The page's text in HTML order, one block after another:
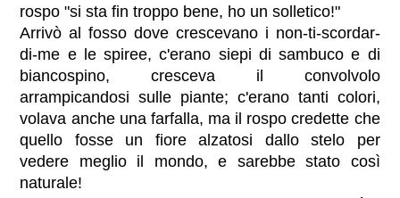
rospo "si sta fin troppo bene, ho un solletico!"
Arrivò al fosso dove crescevano i non-ti-scordar-
di-me e le spiree, c'erano siepi di sambuco e di
biancospino, cresceva il convolvolo
arrampicandosi sulle piante; c'erano tanti colori,
volava anche una farfalla, ma il rospo credette che
quello fosse un fiore alzatosi dallo stelo per
vedere meglio il mondo, e sarebbe stato così
naturale!